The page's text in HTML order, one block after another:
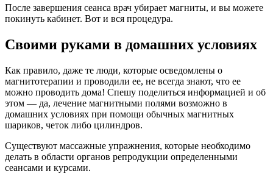
После завершения сеанса врач убирает магниты, и вы можете
покинуть кабинет. Вот и вся процедура.
Своими руками в домашних условиях
Как правило, даже те люди, которые осведомлены о
магнитотерапии и проводили ее, не всегда знают, что ее
можно проводить дома! Спешу поделиться информацией и об
этом — да, лечение магнитными полями возможно в
домашних условиях при помощи обычных магнитных
шариков, четок либо цилиндров.
Существуют массажные упражнения, которые необходимо
делать в области органов репродукции определенными
сеансами и курсами.